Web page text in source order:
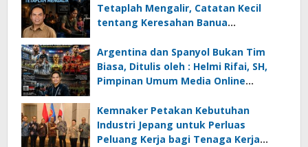
Tetaplah Mengalir, Catatan Kecil
tentang Keresahan Banua
Ancaman Lingkungan, Oleh : Helmi
Rifai, SH
Argentina dan Spanyol Bukan Tim
Biasa, Ditulis oleh : Helmi Rifai, SH,
Pimpinan Umum Media Online
Kemnaker Petakan Kebutuhan
Industri Jepang untuk Perluas
Peluang Kerja bagi Tenaga Kerja